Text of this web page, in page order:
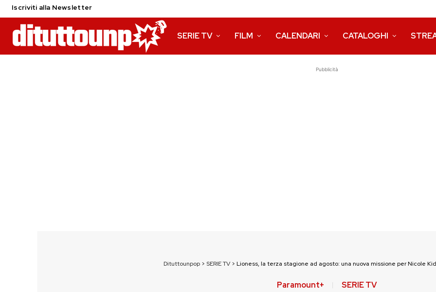
Iscriviti alla Newsletter
SERIE TV FILM CALENDARI CATALOGHI
Pubblicità
Dituttounpop> SERIE TV> Lioness, la terza stagione ad agosto: una nuova missione per Nicole
Paramount+ SERIE TV